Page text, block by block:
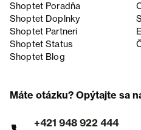
Shoptet Poradňa
Shoptet Doplnky
Shoptet Partneri
Shoptet Status
Shoptet Blog
Máte otázku? Opýtajte sa
+421 948 922 444